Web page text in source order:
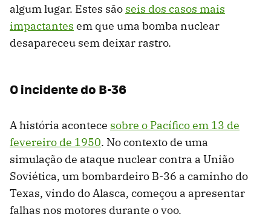
algum lugar. Estes são seis dos casos mais
impactantes em que uma bomba nuclear
desapareceu sem deixar rastro.
O incidente do B-36
A história acontece sobre o Pacífico em 13 de
fevereiro de 1950. No contexto de uma
simulação de ataque nuclear contra a União
Soviética, um bombardeiro B-36 a caminho do
Texas, vindo do Alasca, começou a apresentar
falhas nos motores durante o voo.